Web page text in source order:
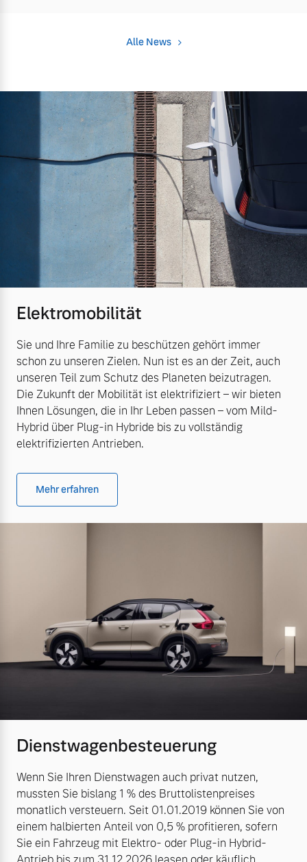
Alle News
Elektromobilität
Sie und Ihre Familie zu beschützen gehört immer
schon zu unseren Zielen. Nun ist es an der Zeit, auch
unseren Teil zum Schutz des Planeten beizutragen.
Die Zukunft der Mobilität ist elektrifiziert – wir bieten
Ihnen Lösungen, die in Ihr Leben passen – vom Mild-
Hybrid über Plug-in Hybride bis zu vollständig
elektrifizierten Antrieben.
Mehr erfahren
Dienstwagenbesteuerung
Wenn Sie Ihren Dienstwagen auch privat nutzen,
mussten Sie bislang 1 % des Bruttolistenpreises
monatlich versteuern. Seit 01.01.2019 können Sie von
einem halbierten Anteil von 0,5 % profitieren, sofern
Sie ein Fahrzeug mit Elektro- oder Plug-in Hybrid-